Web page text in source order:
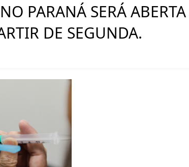
PARANÁ SERÁ ABERTA
DE SEGUNDA.